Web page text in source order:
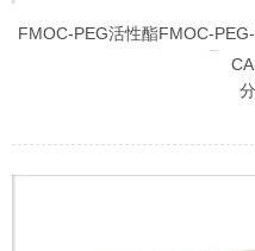
FMOC-PEG活性酯FMOC-
聚乙